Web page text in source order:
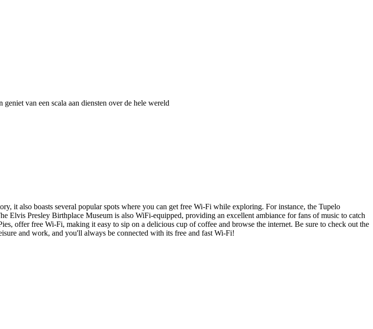
van een scala aan diensten over de hele wereld
it also boasts several popular spots where you can get free Wi-Fi while exploring. For instance, the Tupelo
Elvis Presley Birthplace Museum is also WiFi-equipped, providing an excellent ambiance for fans of music to catch
offer free Wi-Fi, making it easy to sip on a delicious cup of coffee and browse the internet. Be sure to check out the
and work, and you'll always be connected with its free and fast Wi-Fi!